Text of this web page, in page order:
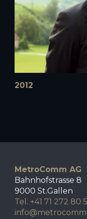
2012
MetroComm AG
Bahnhofstrasse 8
9000 St.Gallen
Tel. +41 71 272 80